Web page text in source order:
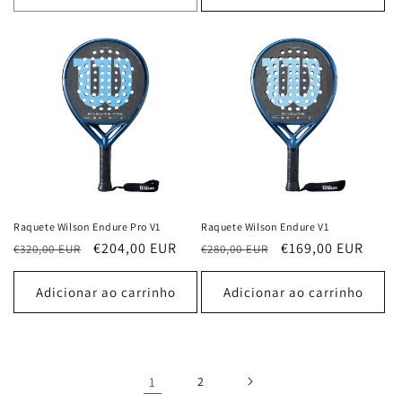
Raquete Wilson Endure Pro V1
Preço
normal
€320,00 EUR
Preço
de
saldo
€204,00 EUR
Adicionar ao carrinho
Raquete Wilson Endure V1
Preço
normal
€280,00 EUR
Preço
de
saldo
€169,00 EUR
Adicionar ao carrinho
1 2